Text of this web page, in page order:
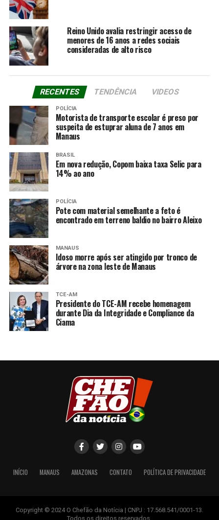
Reino Unido avalia restringir acesso de
menores de 16 anos a redes sociais
consideradas de alto risco
RECENTES TENDÊNCIA VIDEOS
POLÍCIA
Motorista de transporte escolar é preso por
suspeita de estuprar aluna de 7 anos em
Manaus
BRASIL
Em nova redução, Copom baixa taxa Selic para
14% ao ano
POLÍCIA
Pote com material semelhante a feto é
encontrado em terreno baldio no bairro Aleixo
MANAUS
Idoso morre após ser atingido por tronco de
árvore na zona leste de Manaus
TCE-AM
Presidente do TCE-AM recebe homenagem
durante Dia da Integridade e Compliance da
Ciama
INÍCIO MANAUS AMAZONAS CONTATO POLÍTICA DE PRIVACIDADE
Copyright © 2024 O Chefão da Notícia | CNPJ : 17.568.541/0001-13.
Todos os direitos reservados.